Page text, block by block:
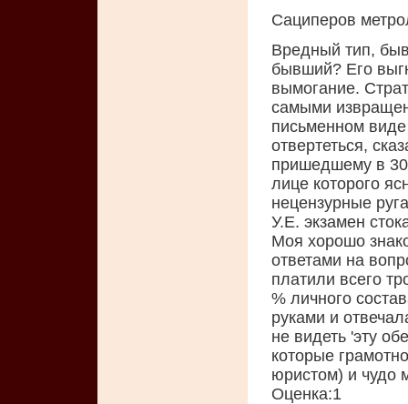
Сациперов
Вредный тип,
бывший? Его
вымогание.
самыми
письменном
отвертеться,
пришедшему в
лице которого
нецензурные
У.Е. экзамен
Моя хорошо
ответами на
платили всего
% личного
руками и
не видеть 'эту
которые
юристом) и чудо
Oценка:1